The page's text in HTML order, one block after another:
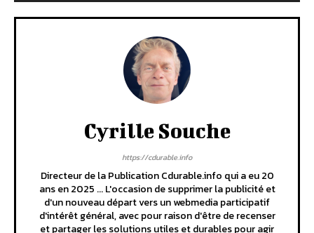
Cyrille Souche
https://cdurable.info
Directeur de la Publication Cdurable.info qui a eu 20
ans en 2025 ... L'occasion de supprimer la publicité et
d'un nouveau départ vers un webmedia participatif
d'intérêt général, avec pour raison d'être de recenser
et partager les solutions utiles et durables pour agir